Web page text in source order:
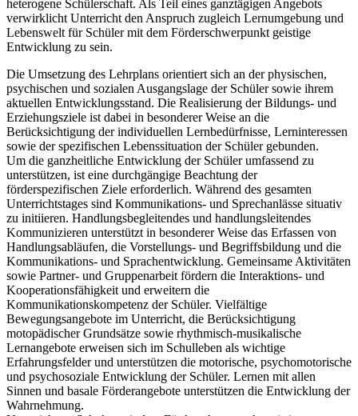
heterogene Schülerschaft. Als Teil eines ganztägigen Angebots
verwirklicht Unterricht den Anspruch zugleich Lernumgebung und
Lebenswelt für Schüler mit dem Förderschwerpunkt geistige
Entwicklung zu sein.
Die Umsetzung des Lehrplans orientiert sich an der physischen,
psychischen und sozialen Ausgangslage der Schüler sowie ihrem
aktuellen Entwicklungsstand. Die Realisierung der Bildungs- und
Erziehungsziele ist dabei in besonderer Weise an die
Berücksichtigung der individuellen Lernbedürfnisse, Lerninteressen
sowie der spezifischen Lebenssituation der Schüler gebunden.
Um die ganzheitliche Entwicklung der Schüler umfassend zu
unterstützen, ist eine durchgängige Beachtung der
förderspezifischen Ziele erforderlich. Während des gesamten
Unterrichtstages sind Kommunikations- und Sprechanlässe situativ
zu initiieren. Handlungsbegleitendes und handlungsleitendes
Kommunizieren unterstützt in besonderer Weise das Erfassen von
Handlungsabläufen, die Vorstellungs- und Begriffsbildung und die
Kommunikations- und Sprachentwicklung. Gemeinsame Aktivitäten
sowie Partner- und Gruppenarbeit fördern die Interaktions- und
Kooperationsfähigkeit und erweitern die
Kommunikationskompetenz der Schüler. Vielfältige
Bewegungsangebote im Unterricht, die Berücksichtigung
motopädischer Grundsätze sowie rhythmisch-musikalische
Lernangebote erweisen sich im Schulleben als wichtige
Erfahrungsfelder und unterstützen die motorische, psychomotorische
und psychosoziale Entwicklung der Schüler. Lernen mit allen
Sinnen und basale Förderangebote unterstützen die Entwicklung der
Wahrnehmung.